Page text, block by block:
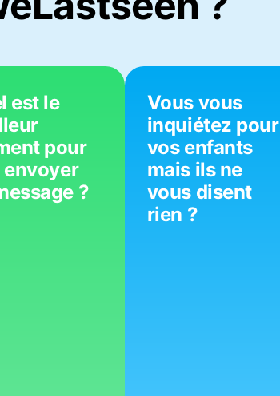
est le
pour
envoyer
?
Vous vous
inquiétez pour
vos enfants
mais ils ne
vous disent
rien ?